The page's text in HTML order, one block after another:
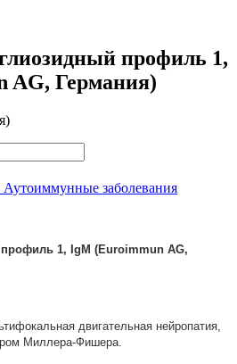
профиль 1,
AG, Германия)
заболевания
профиль 1, IgM (Euroimmun AG,
двигательная нейропатия,
Миллера-Фишера.